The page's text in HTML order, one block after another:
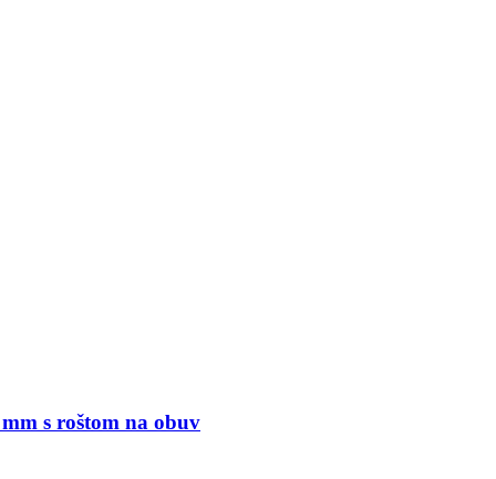
s roštom na obuv